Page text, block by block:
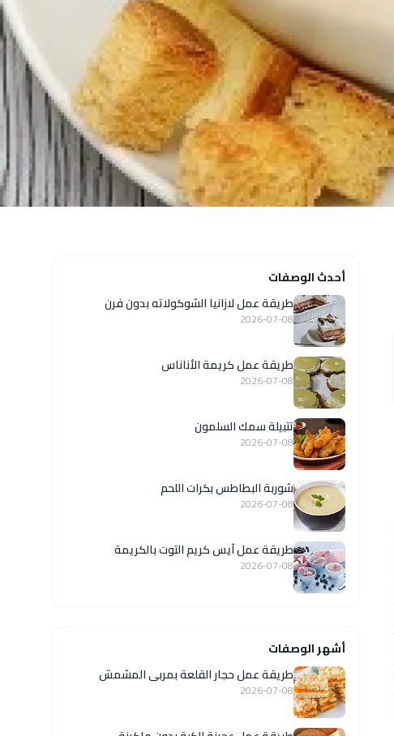
أحدث الوصفات
طريقة عمل لازانيا الشوكولاته بدون فرن
2026-07-08
طريقة عمل كريمة الأناناس
2026-07-08
تتبيلة سمك السلمون
2026-07-08
شوربة البطاطس بكرات اللحم
2026-07-08
طريقة عمل آيس كريم التوت بالكريمة
2026-07-08
أشهر الوصفات
طريقة عمل حجار القلعة بمربى المشمش
2026-07-08